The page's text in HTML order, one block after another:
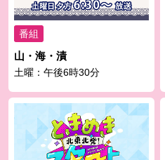
番組
山・海・漬
土曜：午後6時30分